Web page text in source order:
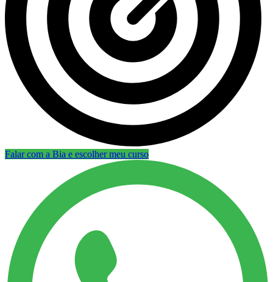
Falar com a Bia e escolher meu curso